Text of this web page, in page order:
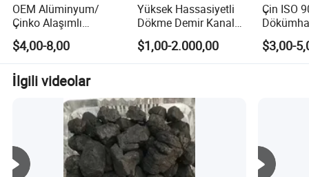
OEM Alüminyum/
Çinko Alaşımlı
Paslanmaz Çelik Demir
Bronz Magnezyum
Metal Yatırım Kum
Yerçekimi Kayıp Mum
Hassas Sıkıştırma
Alüminyum Döküm
$4,00-8,00
Yüksek Hassasiyetli
Dökme Demir Kanal
Kapağı ve Diğer
Belediyecilik ve Bahçe
Döküm Bileşenleri
$1,00-2.000,00
Çin ISO
Dökme
Ön
Döküm
$3,00-
İlgili videolar